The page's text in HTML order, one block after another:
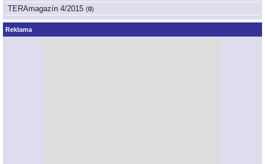
TERAmagazín 4/2015 (0)
Reklama